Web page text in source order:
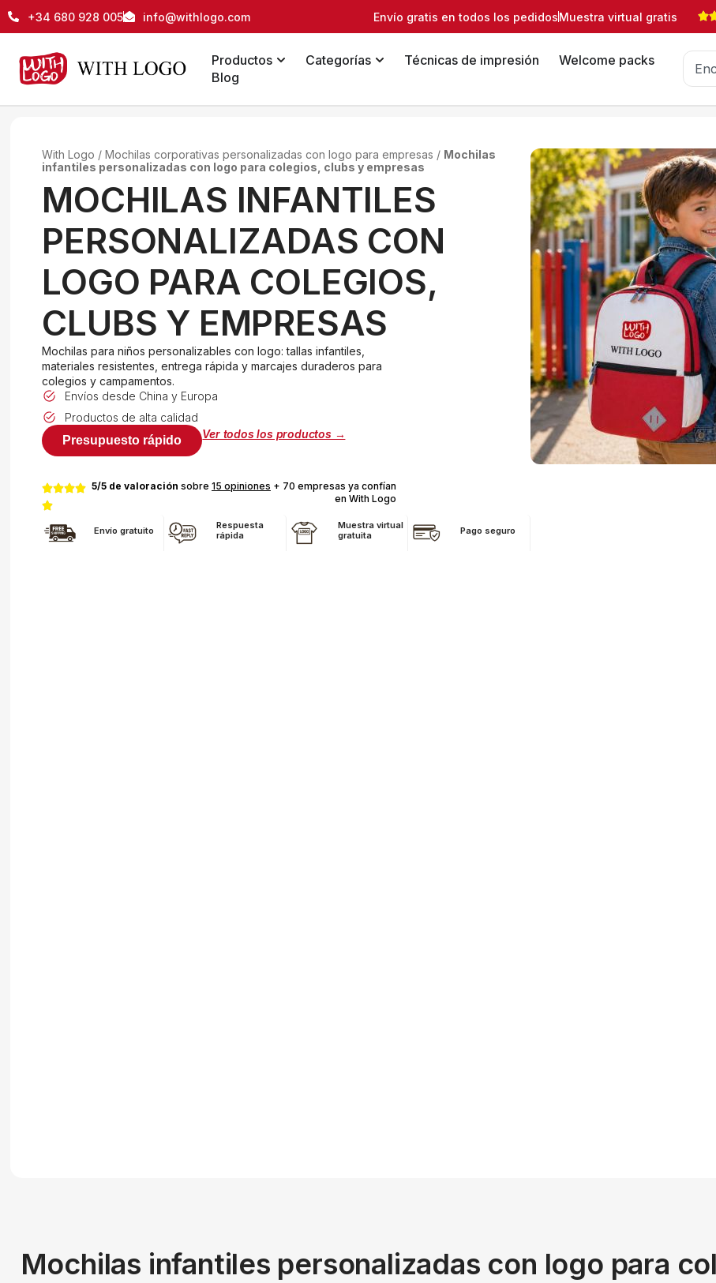
+34 680 928 005 info@withlogo.com Envío gratis en todos los pedidosMuestra virtual gratis
Productos Categorías Técnicas de impresión
Welcome packs
Blog
With Logo /Mochilas corporativas personalizadas con logo para empresas / Mochilas
infantiles personalizadas con logo para colegios, clubs y empresas
MOCHILAS INFANTILES
PERSONALIZADAS CON
LOGO PARA COLEGIOS,
CLUBS Y EMPRESAS
Mochilas para niños personalizables con logo: tallas infantiles,
materiales resistentes, entrega rápida y marcajes duraderos para
colegios y campamentos.
Envíos desde China y Europa
Productos de alta calidad
Presupuesto rápido
Ver todos los productos →
5/5 de valoración sobre 15 opiniones + 70 empresas ya confían
en With Logo
Envío gratuito
Respuesta
rápida
Muestra virtual
gratuita
Pago seguro
Mochilas infantiles personalizadas con logo para